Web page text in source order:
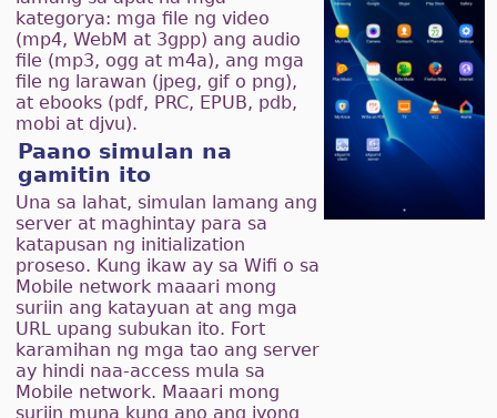
kategorya: mga file ng video
(mp4, WebM at 3gpp) ang audio
file (mp3, ogg at m4a), ang mga
file ng larawan (jpeg, gif o png),
at ebooks (pdf, PRC, EPUB, pdb,
mobi at djvu).
Paano simulan na
gamitin ito
Una sa lahat, simulan lamang ang
server at maghintay para sa
katapusan ng initialization
proseso. Kung ikaw ay sa Wifi o sa
Mobile network maaari mong
suriin ang katayuan at ang mga
URL upang subukan ito. Fort
karamihan ng mga tao ang server
ay hindi naa-access mula sa
Mobile network. Maaari mong
suriin muna kung ano ang iyong